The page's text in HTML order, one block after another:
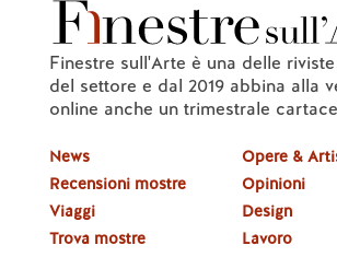
Finestre sull'Arte è una delle
del settore e dal 2019 abbina alla
online anche un trimestrale
News
Recensioni mostre
Viaggi
Trova mostre
Opere &
Opinioni
Design
Lavoro